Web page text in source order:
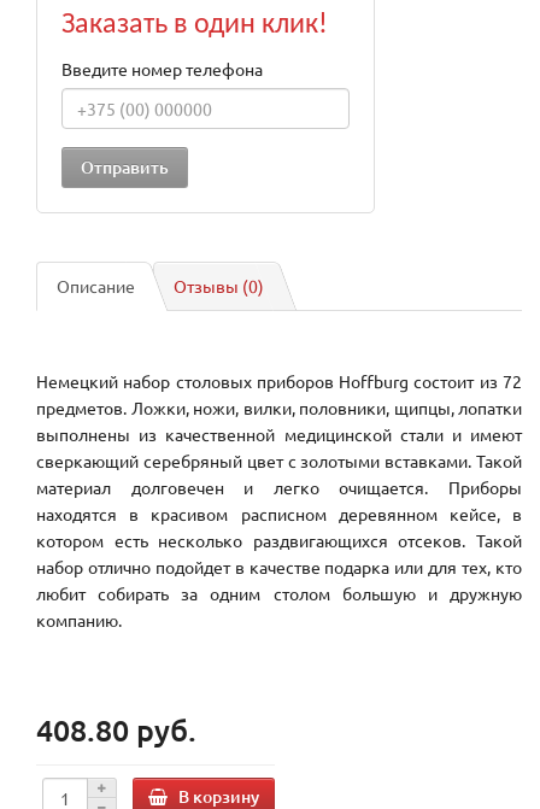
Заказать в один клик!
Введите номер телефона
Описание Отзывы (0)
Немецкий набор столовых приборов Hoffburg состоит из 72
предметов. Ложки, ножи, вилки, половники, щипцы, лопатки
выполнены из качественной медицинской стали и имеют
сверкающий серебряный цвет с золотыми вставками. Такой
материал долговечен и легко очищается. Приборы
находятся в красивом расписном деревянном кейсе, в
котором есть несколько раздвигающихся отсеков. Такой
набор отлично подойдет в качестве подарка или для тех, кто
любит собирать за одним столом большую и дружную
компанию.
408.80 руб.
В корзину